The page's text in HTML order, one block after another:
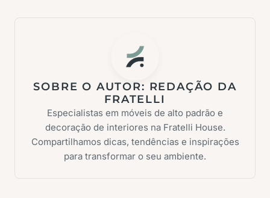
SOBRE O AUTOR: REDAÇÃO DA
FRATELLI
Especialistas em móveis de alto padrão e
decoração de interiores na Fratelli House.
Compartilhamos dicas, tendências e inspirações
para transformar o seu ambiente.